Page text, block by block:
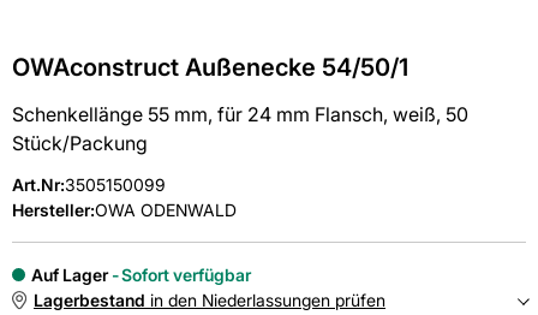
OWAconstruct Außenecke 54/50/1
Schenkellänge 55 mm, für 24 mm Flansch, weiß, 50
Stück/Packung
Art.Nr:3505150099
Hersteller:OWA ODENWALD
Auf Lager
Sofort verfügbar
Lagerbestand in den Niederlassungen prüfen